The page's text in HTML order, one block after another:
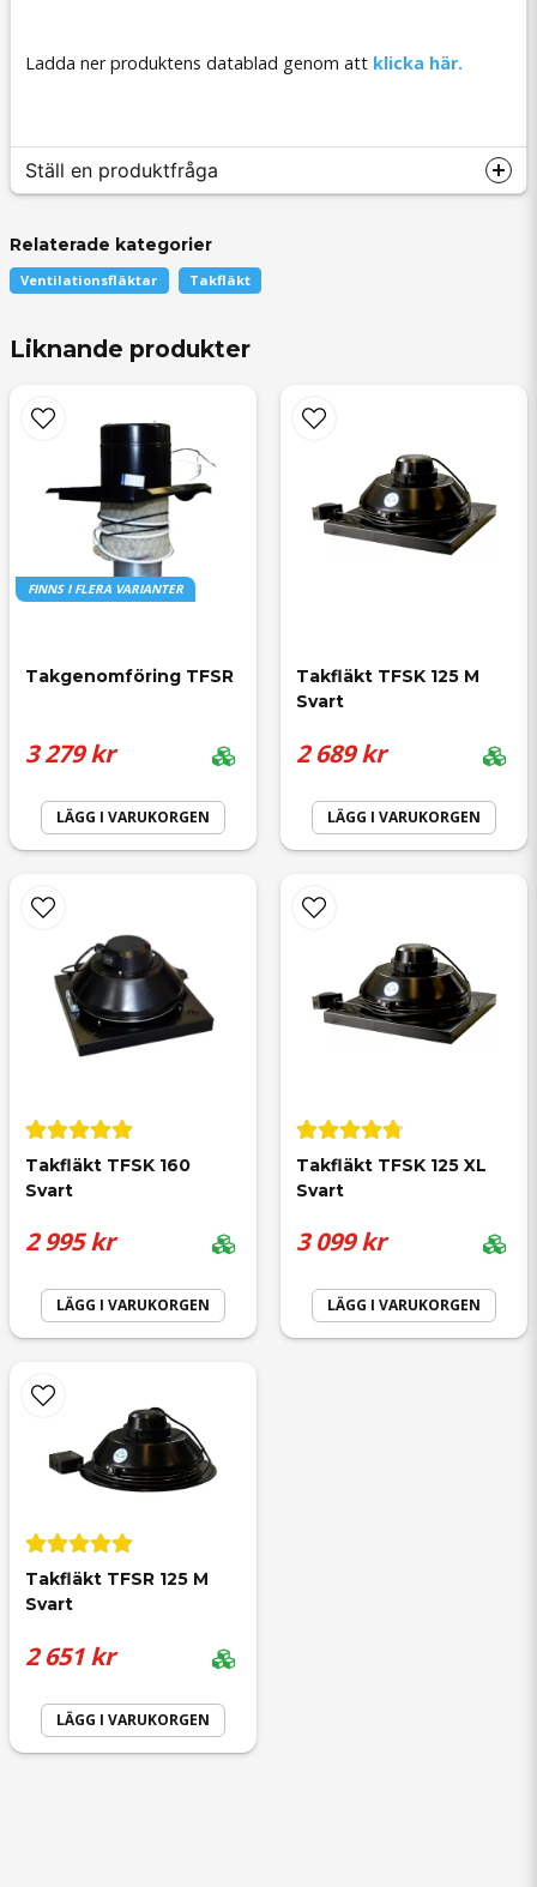
Ladda ner produktens datablad genom att klicka här.
Ställ en produktfråga
question
Namn
email
Mejladress
Ja, ni får publicera min fråga
Relaterade kategorier
Ventilationsfläktar Takfläkt
Liknande produkter
FINNS I FLERA VARIANTER
Takgenomföring TFSR
3 279 kr
LÄGG I VARUKORGEN
Takfläkt TFSK 125 M
Svart
2 689 kr
LÄGG I VARUKORGEN
Takfläkt TFSK 160
Svart
2 995 kr
LÄGG I VARUKORGEN
Takfläkt TFSK 125 XL
Svart
3 099 kr
LÄGG I VARUKORGEN
Takfläkt TFSR 125 M
Svart
2 651 kr
LÄGG I VARUKORGEN